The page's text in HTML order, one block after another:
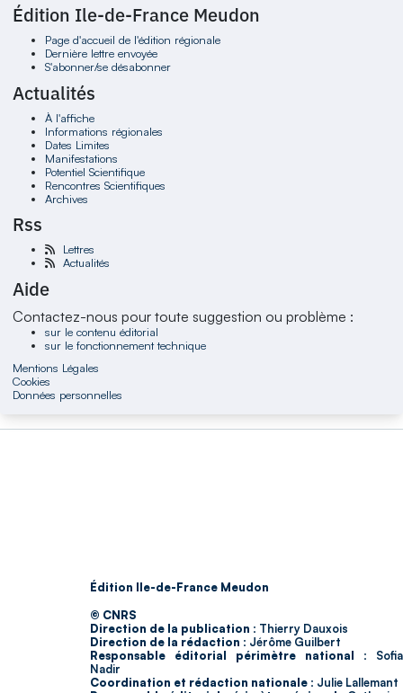
Édition Ile-de-France Meudon
Page d'accueil de l'édition régionale
Dernière lettre envoyée
S'abonner/se désabonner
Actualités
À l'affiche
Informations régionales
Dates Limites
Manifestations
Potentiel Scientifique
Rencontres Scientifiques
Archives
Rss
Lettres
Actualités
Aide
Contactez-nous pour toute suggestion ou problème :
sur le contenu éditorial
sur le fonctionnement technique
Mentions Légales
Cookies
Données personnelles
Édition Ile-de-France Meudon
© CNRS
Direction de la publication : Thierry Dauxois
Direction de la rédaction : Jérôme Guilbert
Responsable éditorial périmètre national : Sofia
Nadir
Coordination et rédaction nationale : Julie Lallemant